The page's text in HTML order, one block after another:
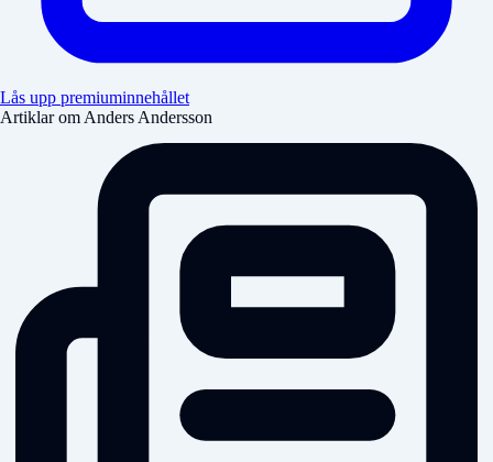
Lås upp premiuminnehållet
Artiklar om Anders Andersson